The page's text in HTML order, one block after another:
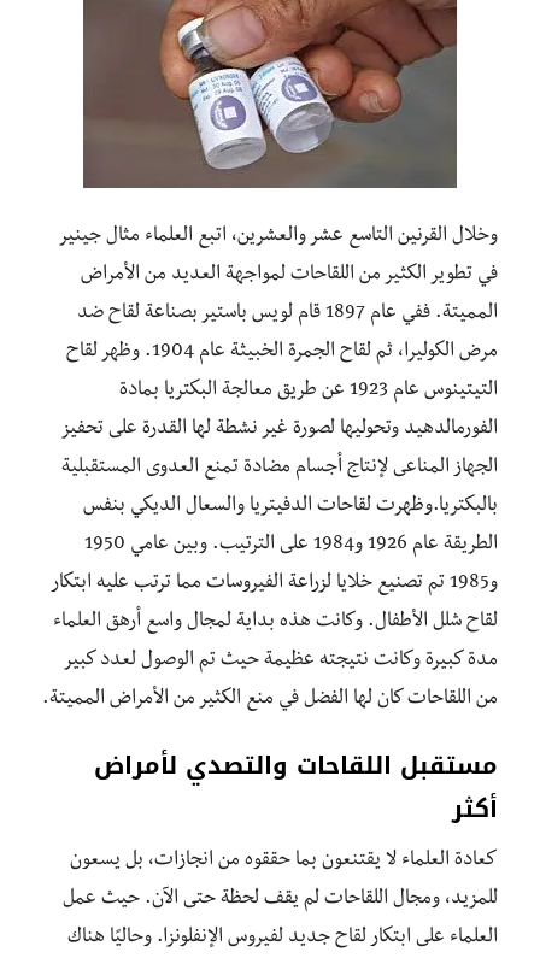
وخلال القرنين التاسع عشر والعشرين، اتبع العلماء مثال جينير
في تطوير الكثير من اللقاحات لمواجهة العديد من الأمراض
المميتة. ففي عام 1897 قام لويس باستير بصناعة لقاح ضد
مرض الكوليرا، ثم لقاح الجمرة الخبيثة عام 1904. وظهر لقاح
التيتينوس عام 1923 عن طريق معالجة البكتريا بمادة
الفورمالدهيد وتحوليها لصورة غير نشطة لها القدرة على تحفيز
الجهاز المناعى لإنتاج أجسام مضادة تمنع العدوى المستقبلية
بالبكتريا.وظهرت لقاحات الدفيتريا والسعال الديكي بنفس
الطريقة عام 1926 و1984 على الترتيب. وبين عامي 1950
و1985 تم تصنيع خلايا لزراعة الفيروسات مما ترتب عليه ابتكار
لقاح شلل الأطفال. وكانت هذه بداية لمجال واسع أرهق العلماء
مدة كبيرة وكانت نتيجته عظيمة حيث تم الوصول لعدد كبير
من اللقاحات كان لها الفضل في منع الكثير من الأمراض المميتة.
مستقبل اللقاحات والتصدي لأمراض
أكثر
كعادة العلماء لا يقتنعون بما حققوه من انجازات، بل يسعون
للمزيد، ومجال اللقاحات لم يقف لحظة حتى الآن. حيث عمل
العلماء على ابتكار لقاح جديد لفيروس الإنفلونزا. وحاليًا هناك